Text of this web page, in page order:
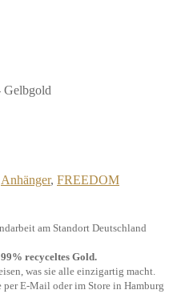
Gelbgold
Anhänger, FREEDOM
am Standort Deutschland
recyceltes Gold.
was sie alle einzigartig macht.
E-Mail oder im Store in Hamburg